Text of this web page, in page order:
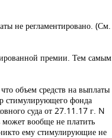
не регламентировано. (См.
премии. Тем самым
объем средств на выплаты
стимулирующего фонда
суда от 27.11.17 г. N
может вообще не платить
ему стимулирующие не